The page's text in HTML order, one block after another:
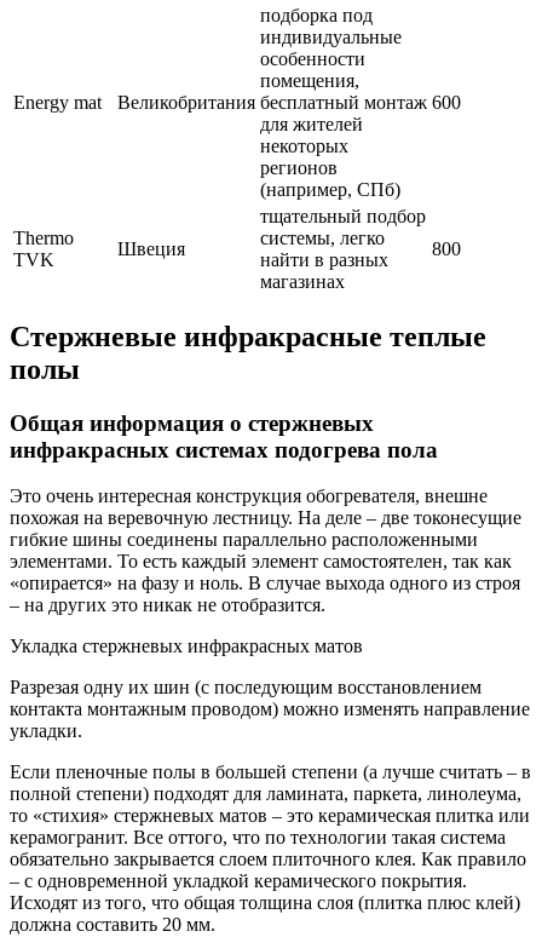
Energy mat Великобритания
подборка под
индивидуальные
особенности
помещения,
бесплатный монтаж
для жителей
некоторых
регионов
(например, СПб)
600
Thermo
TVK
Швеция
тщательный подбор
системы, легко
найти в разных
магазинах
800
Стержневые инфракрасные теплые
полы
Общая информация о стержневых
инфракрасных системах подогрева пола
Это очень интересная конструкция обогревателя, внешне
похожая на веревочную лестницу. На деле – две токонесущие
гибкие шины соединены параллельно расположенными
элементами. То есть каждый элемент самостоятелен, так как
«опирается» на фазу и ноль. В случае выхода одного из строя
– на других это никак не отобразится.
Укладка стержневых инфракрасных матов
Разрезая одну их шин (с последующим восстановлением
контакта монтажным проводом) можно изменять направление
укладки.
Если пленочные полы в большей степени (а лучше считать – в
полной степени) подходят для ламината, паркета, линолеума,
то «стихия» стержневых матов – это керамическая плитка или
керамогранит. Все оттого, что по технологии такая система
обязательно закрывается слоем плиточного клея. Как правило
– с одновременной укладкой керамического покрытия.
Исходят из того, что общая толщина слоя (плитка плюс клей)
должна составить 20 мм.